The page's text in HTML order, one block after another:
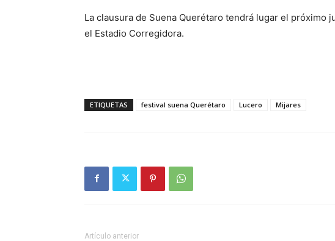
La clausura de Suena Querétaro tendrá lugar el próximo
el Estadio Corregidora.
ETIQUETAS festival suena Querétaro Lucero Mijares
Artículo anterior